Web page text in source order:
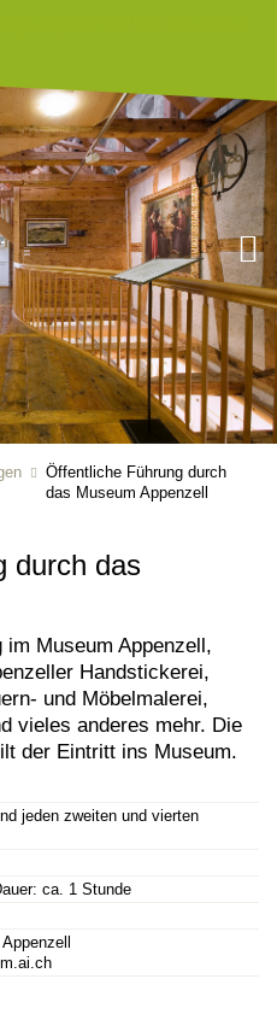
Öffentliche Führung durch
das Museum Appenzell
durch das
im Museum Appenzell,
Handstickerei,
und Möbelmalerei,
vieles anderes mehr. Die
der Eintritt ins Museum.
jeden zweiten und vierten
ca. 1 Stunde